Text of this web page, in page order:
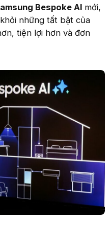
Bespoke AI mới,
những tất bật của
tiện lợi hơn và đơn